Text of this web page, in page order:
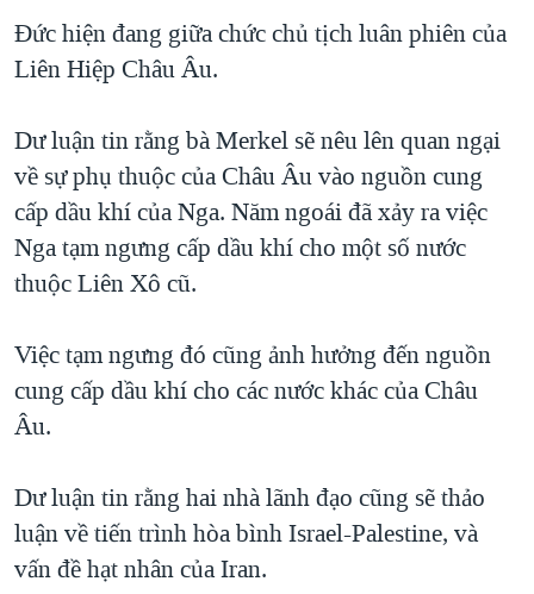
Đi
tới
VẠCH TRẦN TIN GIẢ
NGƯỜI VIỆT HẢI NGOẠI
KINH TẾ
KHOA HỌC
SỨC KHOẺ
VĂN HOÁ
GIÁO DỤC
CHIẾN TRANH THƯƠNG MẠI CỦA MỸ: QUÁ KHỨ VÀ HIỆN
TẠI
MỘT NĂM CHIẾN TRANH TẠI DẢI GAZA
GIẢI MÃ VÀNH ĐAI & CON ĐƯỜNG
NGÀY TỊ NẠN THẾ GIỚI
TRỊNH VĨNH BÌNH - NGƯỜI HẠ 'BÊN THẮNG CUỘC'
CHI PHÍ CHIẾN TRANH AFGHANISTAN
CÁC GIÁ TRỊ CỘNG HÒA Ở VIỆT NAM
TRỊNH VĨNH BÌNH VS. CHÍNH PHỦ VIỆT NAM
NGƯ DÂN VIỆT VÀ LÀN SÓNG TRỘM HẢI SÂM
BÊN KIA QUỐC LỘ: TIẾNG VỌNG TỪ NÔNG THÔN MỸ
HỌC TIẾNG ANH
VIDEO
NGHE
MẠNG XÃ HỘI
Ngôn ngữ khác
Đức hiện đang giữa chức chủ tịch luân phiên của
Liên Hiệp Châu Âu.
Dư luận tin rằng bà Merkel sẽ nêu lên quan ngại
về sự phụ thuộc của Châu Âu vào nguồn cung
cấp dầu khí của Nga. Năm ngoái đã xảy ra việc
Nga tạm ngưng cấp dầu khí cho một số nước
thuộc Liên Xô cũ.
Việc tạm ngưng đó cũng ảnh hưởng đến nguồn
cung cấp dầu khí cho các nước khác của Châu
Âu.
Dư luận tin rằng hai nhà lãnh đạo cũng sẽ thảo
luận về tiến trình hòa bình Israel-Palestine, và
vấn đề hạt nhân của Iran.